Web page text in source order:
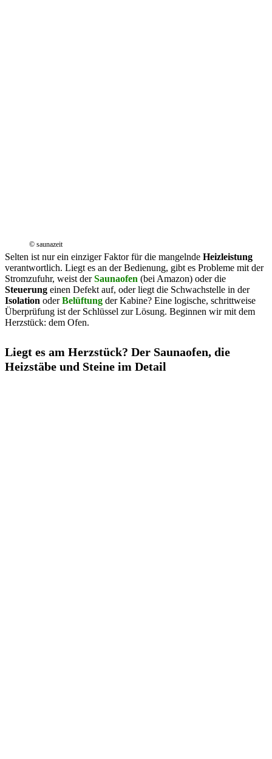
© saunazeit
Selten ist nur ein einziger Faktor für die mangelnde Heizleistung
verantwortlich. Liegt es an der Bedienung, gibt es Probleme mit der
Stromzufuhr, weist derSaunaofen (bei Amazon) oder die
Steuerung einen Defekt auf, oder liegt die Schwachstelle in der
Isolation oderBelüftung der Kabine? Eine logische, schrittweise
Überprüfung ist der Schlüssel zur Lösung. Beginnen wir mit dem
Herzstück: dem Ofen.
Liegt es am Herzstück? Der Saunaofen, die
Heizstäbe und Steine im Detail